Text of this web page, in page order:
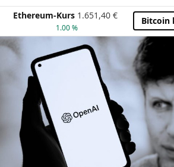
Ethereum-Kurs 1.651,40 €
1.00 %
Bitcoin